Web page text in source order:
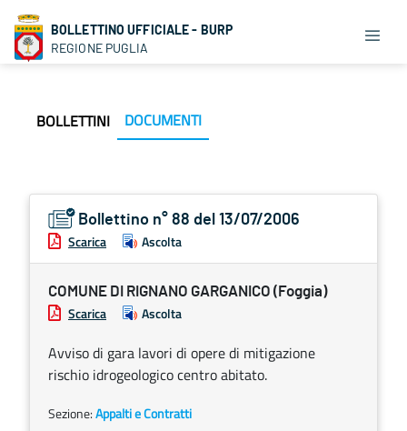
BOLLETTINO UFFICIALE - BURP
REGIONE PUGLIA
BOLLETTINI DOCUMENTI
Bollettino n° 88 del 13/07/2006
Scarica Ascolta
COMUNE DI RIGNANO GARGANICO (Foggia)
Scarica Ascolta
Avviso di gara lavori di opere di mitigazione
rischio idrogeologico centro abitato.
Sezione:Appalti e Contratti